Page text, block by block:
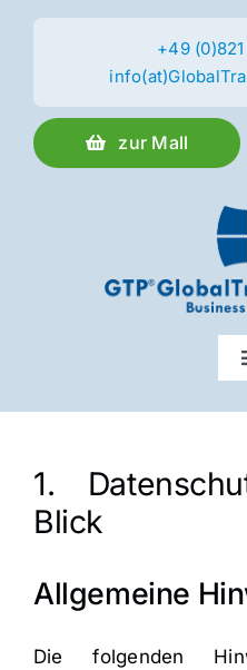
Skip
+49
zur Mall
Leistungen
Kunden
1.
Blick
Allgemeine
Die folgenden